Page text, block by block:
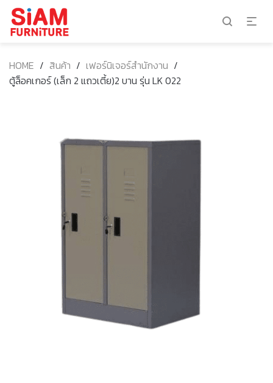
HOME / สินค้า / เฟอร์นิเจอร์สำนักงาน /
ตู้ล็อคเกอร์ (เล็ก 2 แถวเตี้ย)2 บาน รุ่น LK 022